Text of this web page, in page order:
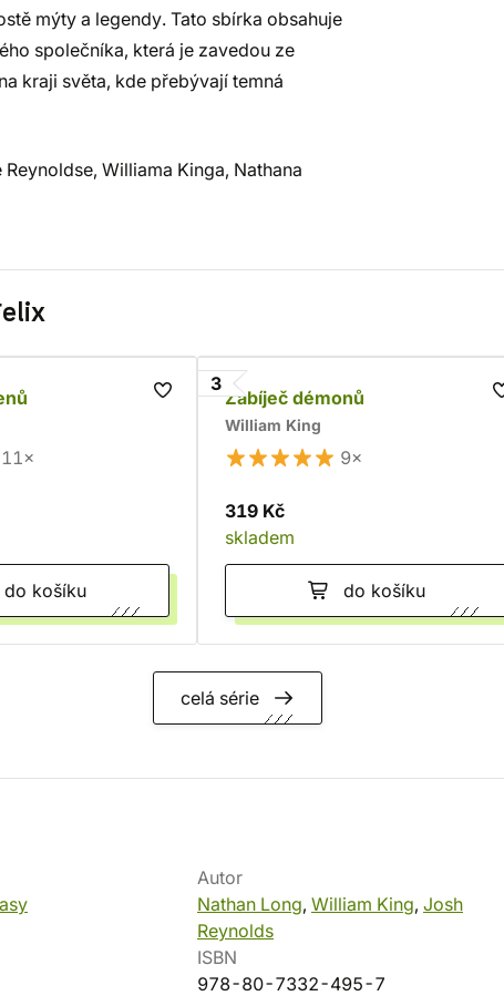
mýty a legendy. Tato sbírka obsahuje
společníka, která je zavedou ze
kraji světa, kde přebývají temná
Williama Kinga, Nathana
11×
do košíku
3
Zabíječ démonů
William King
9×
319 Kč
skladem
do košíku
celá série
Autor
Nathan Long, William King, Josh
Reynolds
ISBN
978-80-7332-495-7